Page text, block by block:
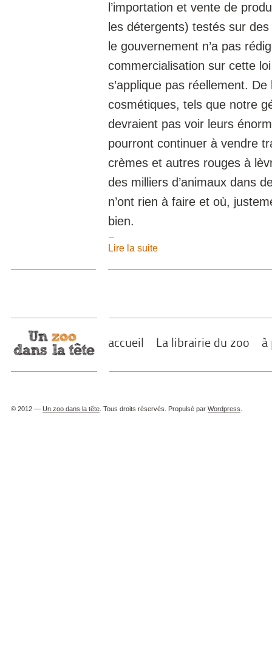
l’importation et vente de
les détergents) testés sur
le gouvernement n’a pas
commercialisation sur cette
s’applique pas réellement.
cosmétiques, tels que notre
devraient pas voir leurs
pourront continuer à vendre
crèmes et autres rouges à
des milliers d’animaux dans
n’ont rien à faire et où,
bien.
Lire la suite
accueil La librairie du zoo à
© 2012 — Un zoo dans la tête. Tous droits réservés. Propulsé par Wordpress